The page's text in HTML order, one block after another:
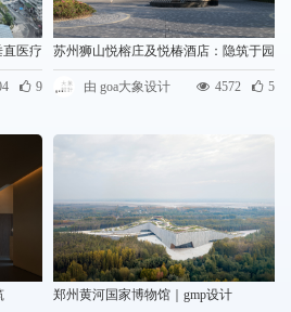
医疗
9
苏州狮山悦榕庄及悦椿酒店：隐筑于园
/ goa大象设计
由 goa大象设计 4572 5
郑州黄河国家博物馆｜gmp设计